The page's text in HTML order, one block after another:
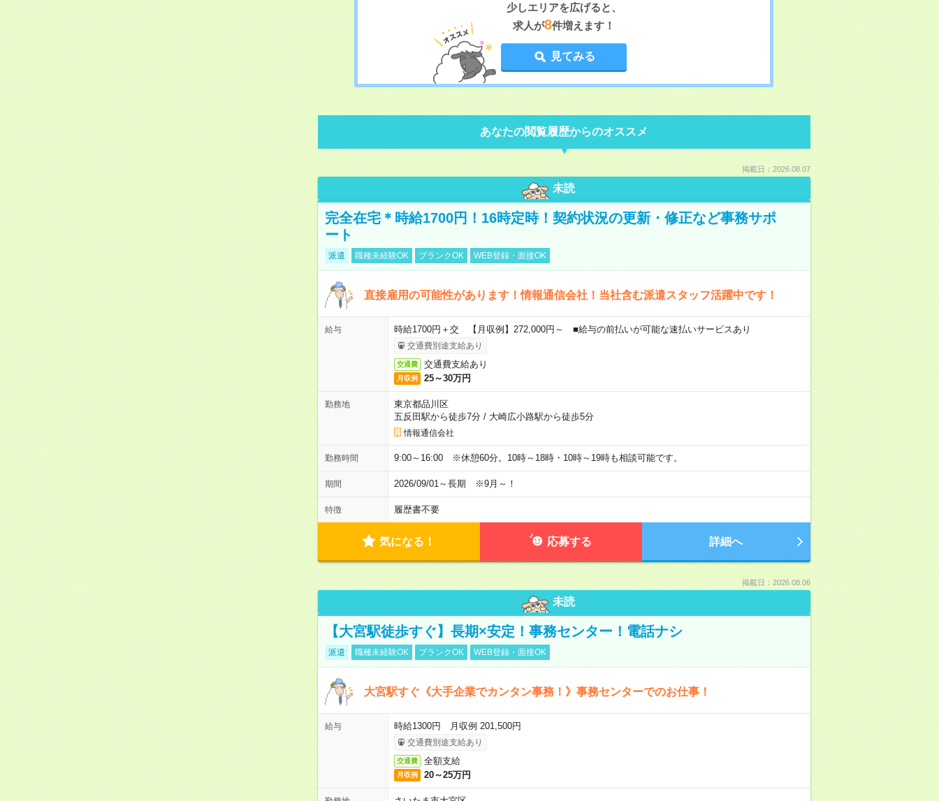
少しエリアを広げると、
求人が8件増えます！
見てみる
あなたの閲覧履歴からのオススメ
掲載日：2026.08.07
未読
完全在宅＊時給1700円！16時定時！契約状況の更新・修正など事務サポ
ート
派遣 職種未経験OK ブランクOK WEB登録・面接OK
直接雇用の可能性があります！情報通信会社！当社含む派遣スタッフ活躍中です！
給与 時給1700円＋交 【月収例】272,000円～ ■給与の前払いが可能な速払いサービスあり
交通費別途支給あり
交通費 交通費支給あり
月収例 25～30万円
勤務地
東京都品川区
五反田駅から徒歩7分/ 大崎広小路駅から徒歩5分
情報通信会社
勤務時間 9:00～16:00 ※休憩60分。10時～18時・10時～19時も相談可能です。
期間 2026/09/01～長期 ※9月～！
特徴 履歴書不要
気になる！ 応募する 詳細へ
掲載日：2026.08.06
未読
【大宮駅徒歩すぐ】長期×安定！事務センター！電話ナシ
派遣 職種未経験OK ブランクOK WEB登録・面接OK
大宮駅すぐ《大手企業でカンタン事務！》事務センターでのお仕事！
給与 時給1300円 月収例 201,500円
交通費別途支給あり
交通費 全額支給
月収例 20～25万円